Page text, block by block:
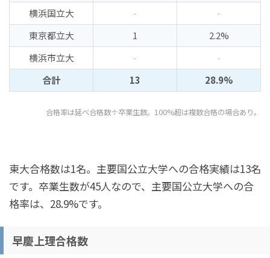
横浜国立大
-
-
東京都立大
1
2.2%
横浜市立大
-
-
合計
13 28.9%
合格率は延べ合格数÷卒業生数。100%超は複数合格の場合あり。
東大合格数は1名。主要国公立大学への合格実績は13名
です。卒業生数が45人なので、主要国公立大学への合
格率は、28.9%です。
早慶上理合格数